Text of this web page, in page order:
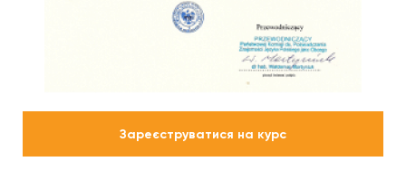
Зареєструватися на курс